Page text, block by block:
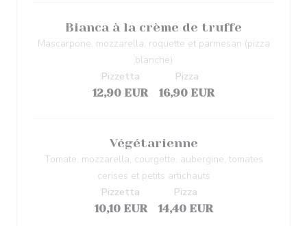
Bianca à la crème de truffe
Mascarpone, mozzarella, roquette et parmesan (pizza
blanche)
12,90 EUR
Pizzetta
16,90 EUR
Pizza
Végétarienne
Tomate, mozzarella, courgette, aubergine, tomates
cerises et petits artichauts
10,10 EUR
Pizzetta
14,40 EUR
Pizza